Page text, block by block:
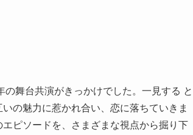
舞台共演がきっかけでした。一見する と
の魅力に惹かれ合い、恋に落ちていきま
ピソードを、さまざまな視点から掘り下